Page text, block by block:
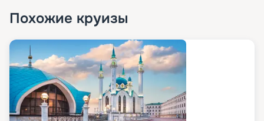
Похожие круизы